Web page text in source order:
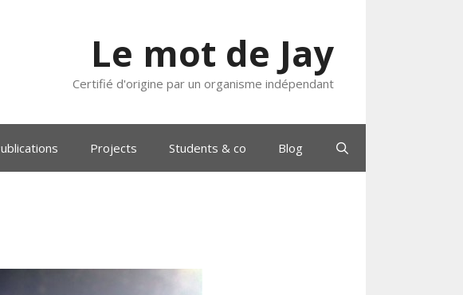
Le mot de Jay
Certifié d'origine par un organisme indépendant
Projects Students & co Blog